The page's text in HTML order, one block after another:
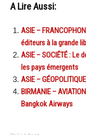
A Lire Aussi:
ASIE –
éditeurs à la grande
ASIE – SOCIÉTÉ :
les pays émergents
ASIE –
BIRMANIE –
Bangkok Airways